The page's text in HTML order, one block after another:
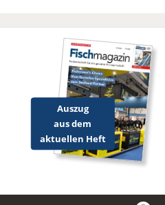
Auszug
aus dem
aktuellen Heft